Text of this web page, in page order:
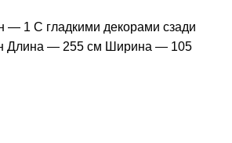
— 1 С гладкими декорами сзади
Длина — 255 см Ширина — 105